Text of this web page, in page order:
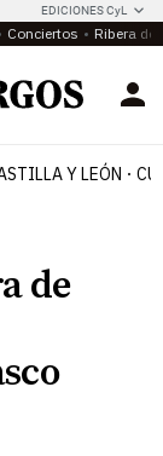
EDICIONES CyL
Conciertos Ribera del
Y LEÓN
de